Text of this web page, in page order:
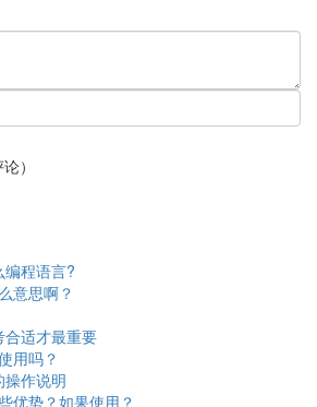
）
程语言?
意思啊？
适才最重要
用吗？
作说明
优势？如果使用？